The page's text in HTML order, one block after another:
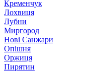
Кременчук
Лохвиця
Лубни
Миргород
Нові Санжари
Опішня
Оржиця
Пирятин